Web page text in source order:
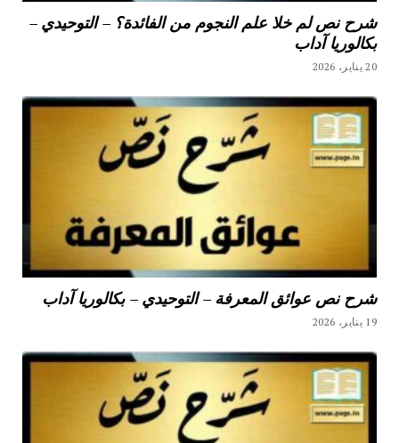
شرح نص لم خلا علم النجوم من الفائدة؟ – التوحيدي –
بكالوريا آداب
20 يناير، 2026
شرح نص عوائق المعرفة – التوحيدي – بكالوريا آداب
19 يناير، 2026